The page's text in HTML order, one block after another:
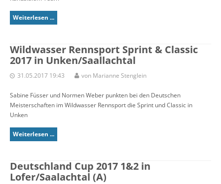
Weiterlesen ...
Wildwasser Rennsport Sprint & Classic
2017 in Unken/Saallachtal
31.05.2017 19:43 von Marianne Stenglein
Sabine Füsser und Normen Weber punkten bei den Deutschen
Meisterschaften im Wildwasser Rennsport die Sprint und Classic in
Unken
Weiterlesen ...
Deutschland Cup 2017 1&2 in
Lofer/Saalachtal (A)